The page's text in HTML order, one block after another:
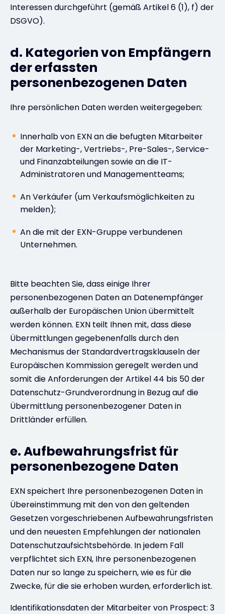
Interessen durchgeführt (gemäß Artikel 6 (1), f) der
DSGVO).
d. Kategorien von Empfängern
der erfassten
personenbezogenen Daten
Ihre persönlichen Daten werden weitergegeben:
Innerhalb von EXN an die befugten Mitarbeiter
der Marketing-, Vertriebs-, Pre-Sales-, Service-
und Finanzabteilungen sowie an die IT-
Administratoren und Managementteams;
An Verkäufer (um Verkaufsmöglichkeiten zu
melden);
An die mit der EXN-Gruppe verbundenen
Unternehmen.
Bitte beachten Sie, dass einige Ihrer
personenbezogenen Daten an Datenempfänger
außerhalb der Europäischen Union übermittelt
werden können. EXN teilt Ihnen mit, dass diese
Übermittlungen gegebenenfalls durch den
Mechanismus der Standardvertragsklauseln der
Europäischen Kommission geregelt werden und
somit die Anforderungen der Artikel 44 bis 50 der
Datenschutz-Grundverordnung in Bezug auf die
Übermittlung personenbezogener Daten in
Drittländer erfüllen.
e. Aufbewahrungsfrist für
personenbezogene Daten
EXN speichert Ihre personenbezogenen Daten in
Übereinstimmung mit den von den geltenden
Gesetzen vorgeschriebenen Aufbewahrungsfristen
und den neuesten Empfehlungen der nationalen
Datenschutzaufsichtsbehörde. In jedem Fall
verpflichtet sich EXN, Ihre personenbezogenen
Daten nur so lange zu speichern, wie es für die
Zwecke, für die sie erhoben wurden, erforderlich ist.
Identifikationsdaten der Mitarbeiter von Prospect: 3